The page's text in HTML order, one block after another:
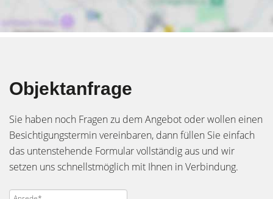
Objektanfrage
Sie haben noch Fragen zu dem Angebot oder wollen einen
Besichtigungstermin vereinbaren, dann füllen Sie einfach
das untenstehende Formular vollständig aus und wir
setzen uns schnellstmöglich mit Ihnen in Verbindung.